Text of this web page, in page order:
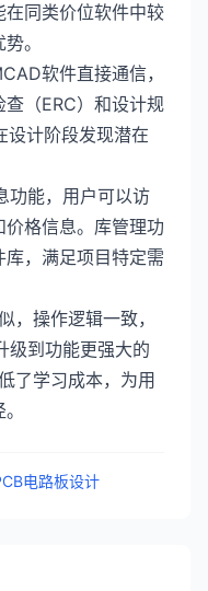
同类价位软件中较
。
软件直接通信，
（ERC）和设计规
设计阶段发现潜在
功能，用户可以访
格信息。库管理功
，满足项目特定需
操作逻辑一致，
到功能更强大的
了学习成本，为用
电路板设计